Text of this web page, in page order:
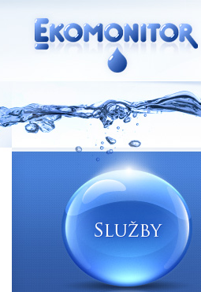
Vodní zdroje Ekomonitor spol. s r.o.